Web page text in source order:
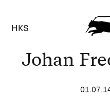
HKS
Johan